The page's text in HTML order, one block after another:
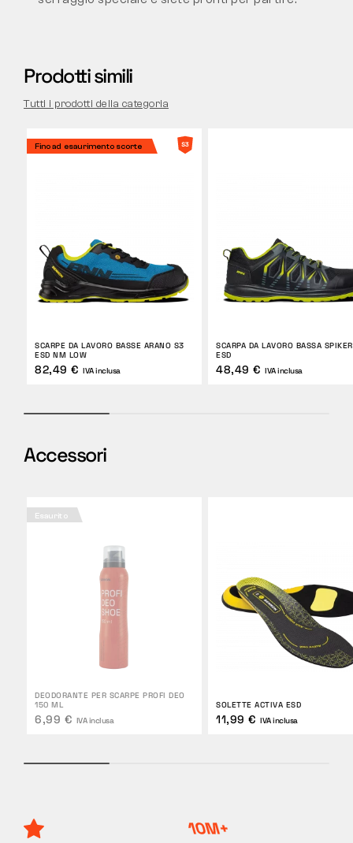
Prodotti simili
Tutti i prodotti della categoria
Fino ad esaurimento scorte
SCARPE DA LAVORO BASSE ARANO S3
ESD NM LOW
82,49 € IVA inclusa
SCARPA DA LAVORO BASSA
ESD
48,49 € IVA inclusa
Accessori
Esaurito
DEODORANTE PER SCARPE PROFI DEO
150 ML
6,99 € IVA inclusa
SOLETTE ACTIVA ESD
11,99 € IVA inclusa